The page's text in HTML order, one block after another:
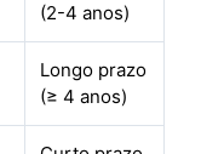
(2-4 anos)
Longo prazo
(≥ 4 anos)